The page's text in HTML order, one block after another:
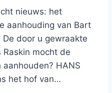
nieuws: het
aanhouding van Bart
door u gewraakte
mocht de
HANS
het hof van…